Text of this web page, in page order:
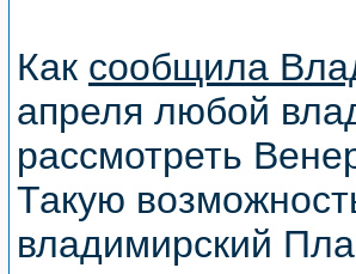
Как сообщила
апреля любой
рассмотреть
Такую
владимирский